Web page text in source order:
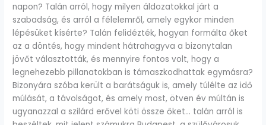
napon? Talán arról, hogy milyen áldozatokkal járt a
szabadság, és arról a félelemről, amely egykor minden
lépésüket kísérte? Talán felidézték, hogyan formálta őket
az a döntés, hogy mindent hátrahagyva a bizonytalan
jövőt választották, és mennyire fontos volt, hogy a
legnehezebb pillanatokban is támaszkodhattak egymásra?
Bizonyára szóba került a barátságuk is, amely túlélte az idő
múlását, a távolságot, és amely most, ötven év múltán is
ugyanazzal a szilárd erővel köti össze őket… talán arról is